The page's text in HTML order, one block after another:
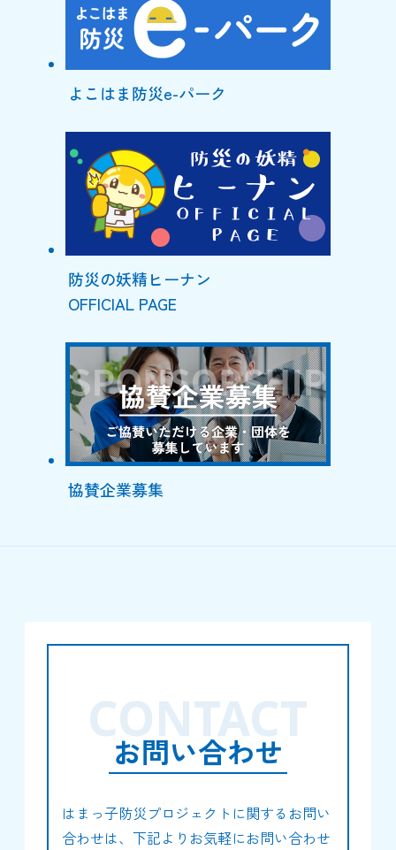
よこはま防災e-パーク
防災の妖精ヒーナン
OFFICIAL PAGE
協賛企業募集
お問い合わせ
CONTACT
はまっ子防災プロジェクトに関するお問い
合わせは、下記よりお気軽にお問い合わせ